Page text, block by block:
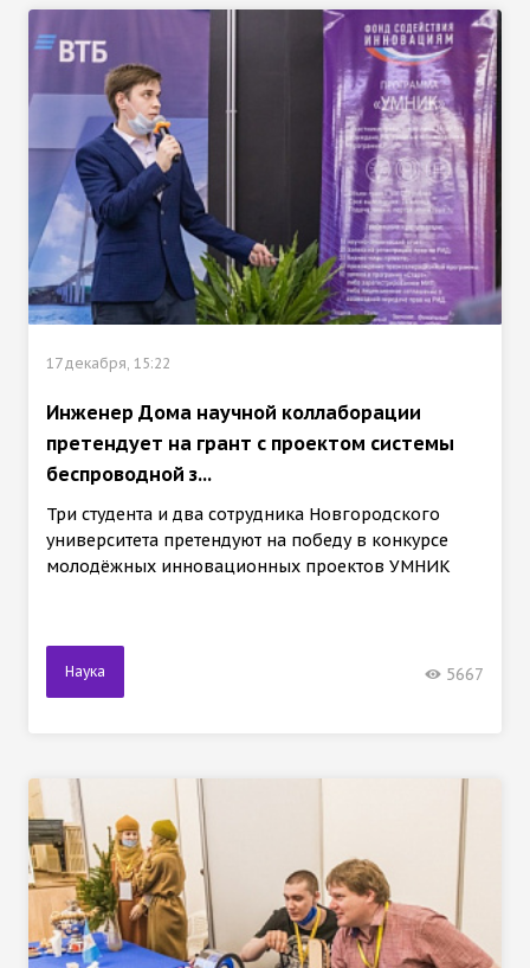
17 декабря, 15:22
Инженер Дома научной коллаборации
претендует на грант с проектом системы
беспроводной з...
Три студента и два сотрудника Новгородского
университета претендуют на победу в конкурсе
молодёжных инновационных проектов УМНИК
Наука 5667